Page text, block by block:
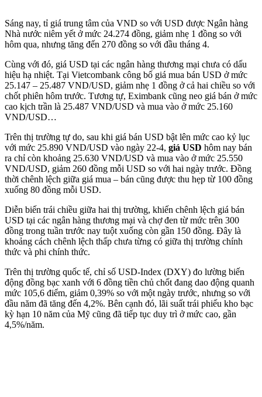
Sáng nay, tỉ giá trung tâm của VND so với USD được Ngân hàng
Nhà nước niêm yết ở mức 24.274 đồng, giảm nhẹ 1 đồng so với
hôm qua, nhưng tăng đến 270 đồng so với đầu tháng 4.
Cùng với đó, giá USD tại các ngân hàng thương mại chưa có dấu
hiệu hạ nhiệt. Tại Vietcombank công bố giá mua bán USD ở mức
25.147 – 25.487 VND/USD, giảm nhẹ 1 đồng ở cả hai chiều so với
chốt phiên hôm trước. Tương tự, Eximbank cũng neo giá bán ở mức
cao kịch trần là 25.487 VND/USD và mua vào ở mức 25.160
VND/USD…
Trên thị trường tự do, sau khi giá bán USD bật lên mức cao kỷ lục
với mức 25.890 VND/USD vào ngày 22-4, giá USD hôm nay bán
ra chỉ còn khoảng 25.630 VND/USD và mua vào ở mức 25.550
VND/USD, giảm 260 đồng mỗi USD so với hai ngày trước. Đồng
thời chênh lệch giữa giá mua – bán cũng được thu hẹp từ 100 đồng
xuống 80 đồng mỗi USD.
Diễn biến trái chiều giữa hai thị trường, khiến chênh lệch giá bán
USD tại các ngân hàng thương mại và chợ đen từ mức trên 300
đồng trong tuần trước nay tuột xuống còn gần 150 đồng. Đây là
khoảng cách chênh lệch thấp chưa từng có giữa thị trường chính
thức và phi chính thức.
Trên thị trường quốc tế, chỉ số USD-Index (DXY) đo lường biến
động đồng bạc xanh với 6 đồng tiền chủ chốt đang dao động quanh
mức 105,6 điểm, giảm 0,39% so với một ngày trước, nhưng so với
đầu năm đã tăng đến 4,2%. Bên cạnh đó, lãi suất trái phiếu kho bạc
kỳ hạn 10 năm của Mỹ cũng đã tiếp tục duy trì ở mức cao, gần
4,5%/năm.